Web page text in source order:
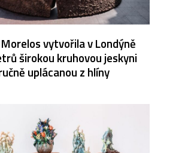
vytvořila v Londýně
širokou kruhovou jeskyni
uplácanou z hlíny